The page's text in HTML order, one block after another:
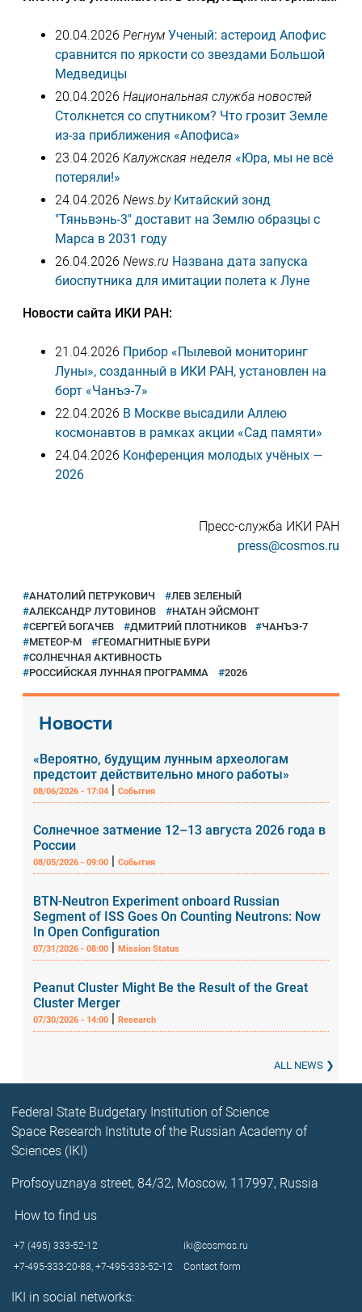
20.04.2026 Регнум Ученый: астероид Апофис
сравнится по яркости со звездами Большой
Медведицы
20.04.2026 Национальная служба новостей
Столкнется со спутником? Что грозит Земле
из-за приближения «Апофиса»
23.04.2026 Калужская неделя «Юра, мы не всё
потеряли!»
24.04.2026 News.by Китайский зонд
"Тяньвэнь-3" доставит на Землю образцы с
Марса в 2031 году
26.04.2026 News.ru Названа дата запуска
биоспутника для имитации полета к Луне
Новости сайта ИКИ РАН:
21.04.2026 Прибор «Пылевой мониторинг
Луны», созданный в ИКИ РАН, установлен на
борт «Чанъэ-7»
22.04.2026 В Москве высадили Аллею
космонавтов в рамках акции «Сад памяти»
24.04.2026 Конференция молодых учёных —
2026
Пресс-служба ИКИ РАН
press@cosmos.ru
АНАТОЛИЙ ПЕТРУКОВИЧ
ЛЕВ ЗЕЛЕНЫЙ
АЛЕКСАНДР ЛУТОВИНОВ
НАТАН ЭЙСМОНТ
СЕРГЕЙ БОГАЧЕВ
ДМИТРИЙ ПЛОТНИКОВ
ЧАНЪЭ-7
МЕТЕОР-М
ГЕОМАГНИТНЫЕ БУРИ
СОЛНЕЧНАЯ АКТИВНОСТЬ
РОССИЙСКАЯ ЛУННАЯ ПРОГРАММА
2026
Новости
«Вероятно, будущим лунным археологам
предстоит действительно много работы»
08/06/2026 - 17:04 |События
Солнечное затмение 12–13 августа 2026 года в
России
08/05/2026 - 09:00 |События
BTN-Neutron Experiment onboard Russian
Segment of ISS Goes On Counting Neutrons: Now
In Open Configuration
07/31/2026 - 08:00 |Mission Status
Peanut Cluster Might Be the Result of the Great
Cluster Merger
07/30/2026 - 14:00 |Research
ALL NEWS
Federal State Budgetary Institution of Science
Space Research Institute of the Russian Academy of
Sciences (IKI)
Profsoyuznaya street, 84/32, Moscow, 117997, Russia
How to find us
+7 (495) 333-52-12
iki@cosmos.ru
+7-495-333-20-88,+7-495-333-52-12 Contact form
IKI in social networks: